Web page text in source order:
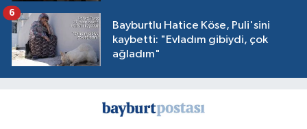
Bayburtlu Hatice Köse, Puli'sini
kaybetti: "Evladım gibiydi, çok
ağladım"
6